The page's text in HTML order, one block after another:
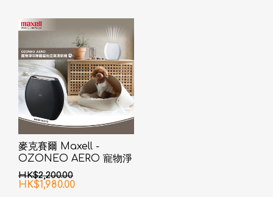
麥克賽爾 Maxell -
OZONEO AERO 寵物淨
味除菌座枱空氣清新機
MXAP-AE270 黑色
HK$2,200.00
HK$1,980.00